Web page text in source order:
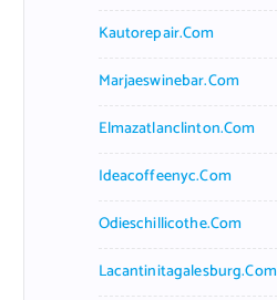
Kautorepair.com
Marjaeswinebar.com
Elmazatlanclinton.com
Ideacoffeenyc.com
Odieschillicothe.com
Lacantinitagalesburg.com